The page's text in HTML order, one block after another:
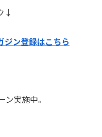
↓
ジン登録はこちら
実施中。